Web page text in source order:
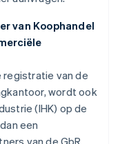
van Koophandel
registratie van de
wordt ook
(IHK) op de
een